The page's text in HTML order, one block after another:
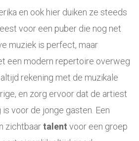
en ook hier duiken ze steeds
voor een puber die nog net
muziek is perfect, maar
een modern repertoire overweg
rekening met de muzikale
en zorg ervoor dat de artiest
is voor de jonge gasten. Een
zichtbaartalent voor een groep